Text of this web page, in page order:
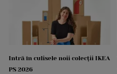
Intră în culisele noii colecții IKEA
PS 2026